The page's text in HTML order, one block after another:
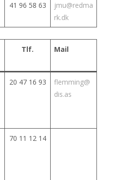
41 96 58 63
jmu@redma
rk.dk
Tlf. Mail
20 47 16 93 flemming@
dis.as
70 11 12 14